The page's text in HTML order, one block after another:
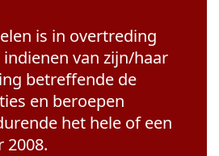
is in overtreding
van zijn/haar
betreffende de
en beroepen
het hele of een
2008.